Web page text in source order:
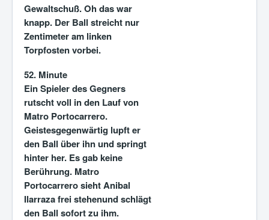
Gewaltschuß. Oh das war
knapp. Der Ball streicht nur
Zentimeter am linken
Torpfosten vorbei.
52. Minute
Ein Spieler des Gegners
rutscht voll in den Lauf von
Matro Portocarrero.
Geistesgegenwärtig lupft er
den Ball über ihn und springt
hinter her. Es gab keine
Berührung. Matro
Portocarrero sieht Anibal
Ilarraza frei stehenund schlägt
den Ball sofort zu ihm.